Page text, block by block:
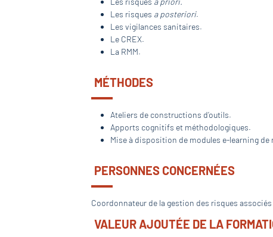
Les risques a posteriori.
Les vigilances sanitaires.
Le CREX.
La RMM.
MÉTHODES
Ateliers de constructions d’outils.
Apports cognitifs et méthodologiques.
Mise à disposition de modules e-learning de
PERSONNES CONCERNÉES
Coordonnateur de la gestion des risques
VALEUR AJOUTÉE DE LA